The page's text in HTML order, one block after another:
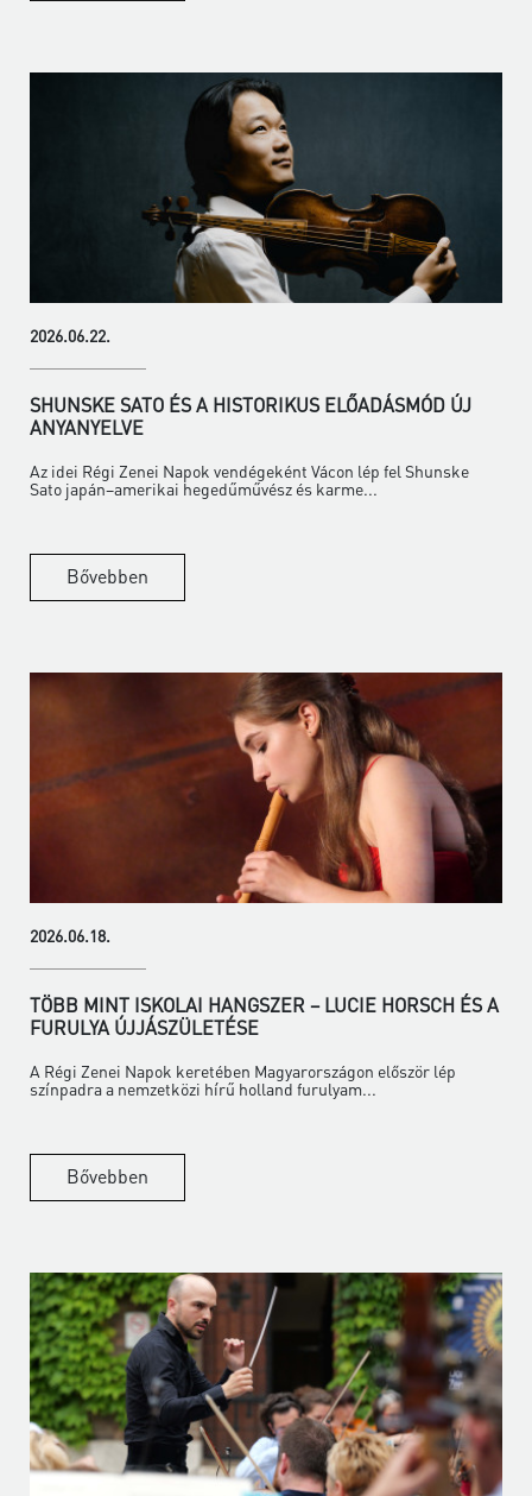
2026.06.22.
SHUNSKE SATO ÉS A HISTORIKUS ELŐADÁSMÓD ÚJ
ANYANYELVE
Az idei Régi Zenei Napok vendégeként Vácon lép fel Shunske
Sato japán–amerikai hegedűművész és karme...
Bővebben
2026.06.18.
TÖBB MINT ISKOLAI HANGSZER – LUCIE HORSCH ÉS A
FURULYA ÚJJÁSZÜLETÉSE
A Régi Zenei Napok keretében Magyarországon először lép
színpadra a nemzetközi hírű holland furulyam...
Bővebben